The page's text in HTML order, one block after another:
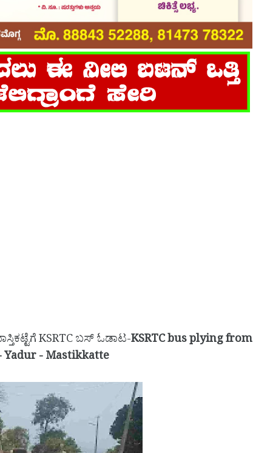
KSRTC ಬಸ್ ಓಡಾಟ-KSRTC bus plying from
- Mastikkatte